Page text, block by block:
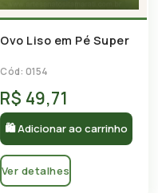
Ovo Liso em Pé Super
Cód: 0154
R$ 49,71
🛍 Adicionar ao carrinho
Ver detalhes